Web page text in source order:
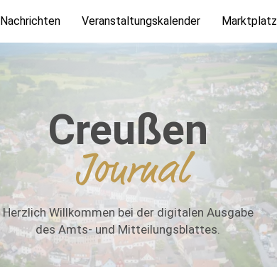
Nachrichten Veranstaltungskalender Marktplatz
Creußen
Journal
Herzlich Willkommen bei der digitalen Ausgabe
des Amts- und Mitteilungsblattes.